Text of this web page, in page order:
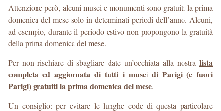
Attenzione però, alcuni musei e monumenti sono gratuiti la prima
domenica del mese solo in determinati periodi dell’anno. Alcuni,
ad esempio, durante il periodo estivo non propongono la gratuità
della prima domenica del mese.
Per non rischiare di sbagliare date un’occhiata alla nostra lista
completa ed aggiornata di tutti i musei di Parigi (e fuori
Parigi) gratuiti la prima domenica del mese.
Un consiglio: per evitare le lunghe code di questa particolare